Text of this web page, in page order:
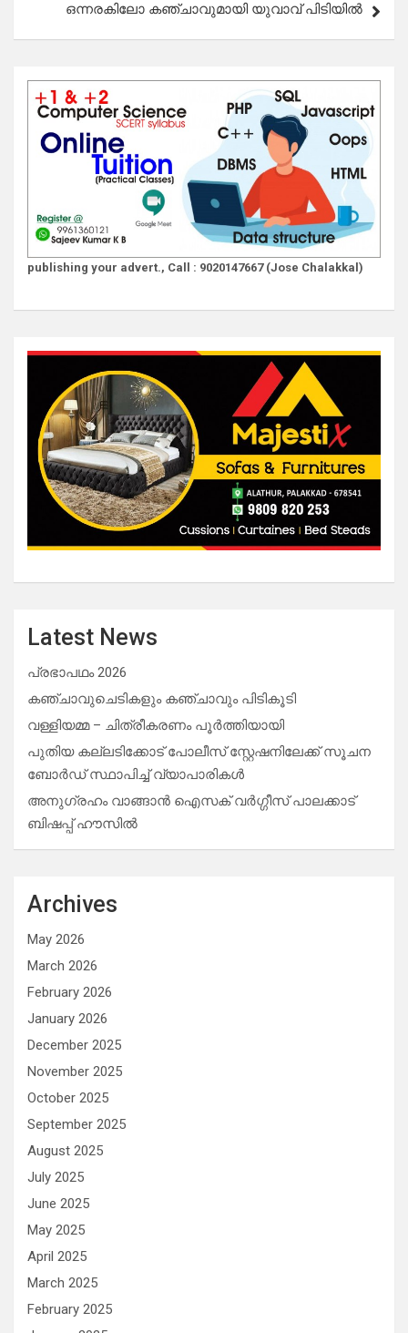
ഒന്നരകിലോ കഞ്ചാവുമായി യുവാവ് പിടിയിൽ
publishing your advert., Call : 9020147667 (Jose Chalakkal)
Latest News
പ്രഭാപഥം 2026
കഞ്ചാവുചെടികളും കഞ്ചാവും പിടികൂടി
വള്ളിയമ്മ – ചിത്രീകരണം പൂർത്തിയായി
പുതിയ കല്ലടിക്കോട് പോലീസ് സ്റ്റേഷനിലേക്ക് സൂചന
ബോർഡ് സ്ഥാപിച്ച് വ്യാപാരികൾ
അനുഗ്രഹം വാങ്ങാൻ ഐസക് വര്‍ഗ്ഗീസ് പാലക്കാട്
ബിഷപ്പ് ഹൗസില്‍
Archives
May 2026
March 2026
February 2026
January 2026
December 2025
November 2025
October 2025
September 2025
August 2025
July 2025
June 2025
May 2025
April 2025
March 2025
February 2025